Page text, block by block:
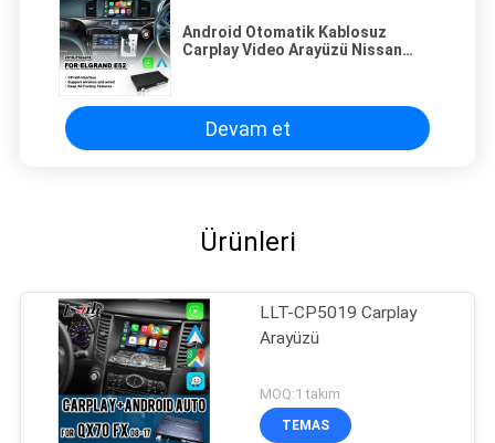
Android Otomatik Kablosuz
Carplay Video Arayüzü Nissan
Devam et
Ürünleri
LLT-CP5019 Carplay
Arayüzü
MOQ:1 takım
TEMAS